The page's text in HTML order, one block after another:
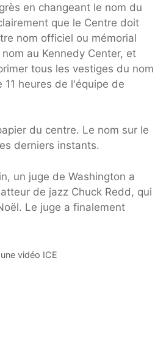
en changeant le nom du
que le Centre doit
nom officiel ou mémorial
au Kennedy Center, et
tous les vestiges du nom
heures de l'équipe de
du centre. Le nom sur le
derniers instants.
un juge de Washington a
de jazz Chuck Redd, qui
Le juge a finalement
vidéo ICE